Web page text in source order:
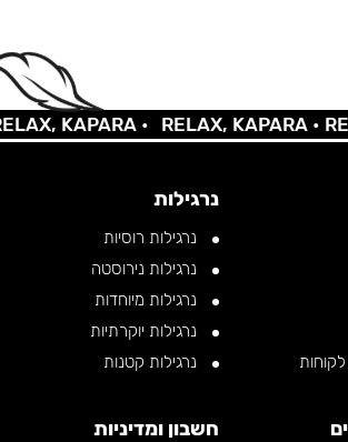
KAPARA • RELAX, KAPARA •
לקוחות
נרגילות
נרגילות רוסיות
נרגילות נירוסטה
נרגילות מיוחדות
נרגילות יוקרתיות
נרגילות קטנות
חשבון ומדיניות